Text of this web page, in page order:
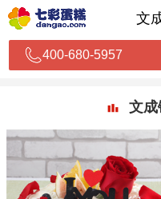
文
400-680-5957
文成